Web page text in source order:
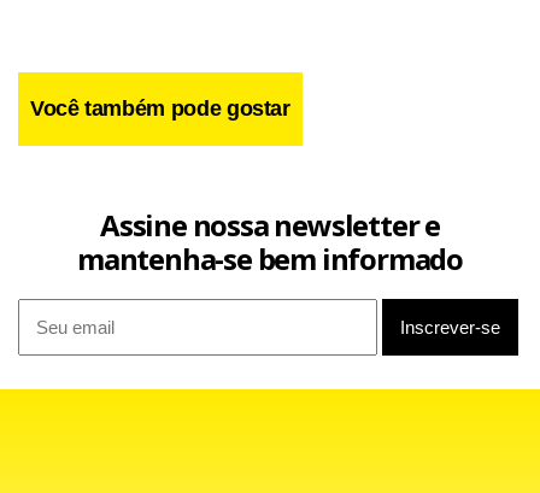
Você também pode gostar
Assine nossa newsletter e
mantenha-se bem informado